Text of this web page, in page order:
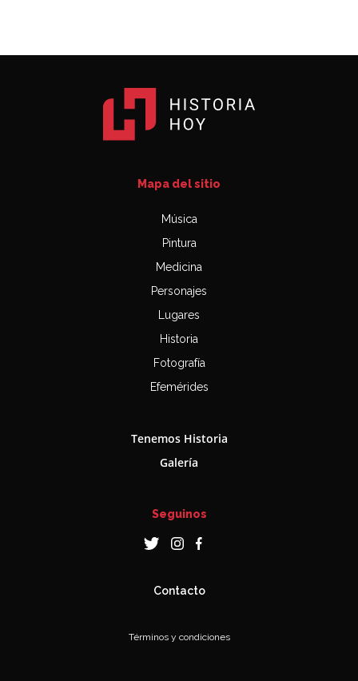
Mapa del sitio
Música
Pintura
Medicina
Personajes
Lugares
Historia
Fotografía
Efemérides
Tenemos Historia
Galería
Seguinos
Contacto
Términos y condiciones